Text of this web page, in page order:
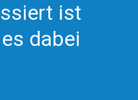
ist
dabei